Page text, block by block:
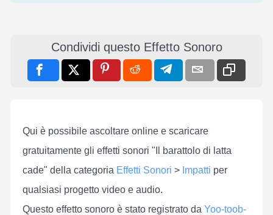
Condividi questo Effetto Sonoro
Qui è possibile ascoltare online e scaricare
gratuitamente gli effetti sonori "Il barattolo di latta
cade" della categoria Effetti Sonori > Impatti per
qualsiasi progetto video e audio.
Questo effetto sonoro è stato registrato da Yoo-toob-